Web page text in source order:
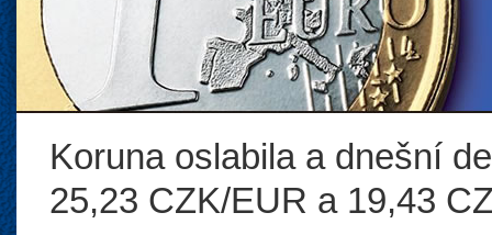
Koruna oslabila a dnešní
25,23 CZK/EUR a 19,43